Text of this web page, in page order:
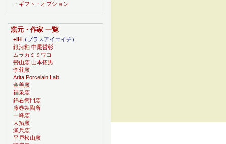
・ ギフト・オプション
窯元・作家 一覧
+IH
（プラスアイエイチ）
銀河釉 中尾哲彰
ムラカミミワコ
巒山窯 山本拓男
李荘窯
Arita Porcelain Lab
金善窯
福泉窯
錦右衛門窯
藤巻製陶所
一峰窯
大拓窯
瀬兵窯
平戸松山窯